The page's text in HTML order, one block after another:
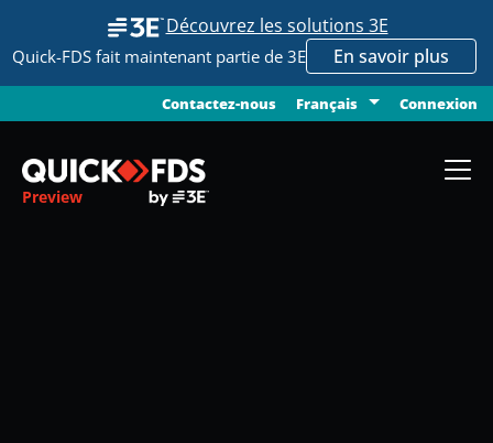
Découvrez les solutions 3E
Quick-FDS fait maintenant partie de 3E En savoir plus
Contactez-nous Français Connexion
Preview